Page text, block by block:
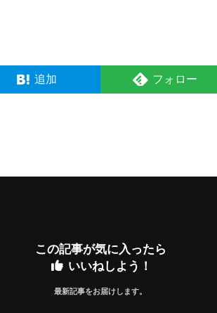
追加 フォロー
この記事が気に入ったら
いいねしよう！
最新記事をお届けします。